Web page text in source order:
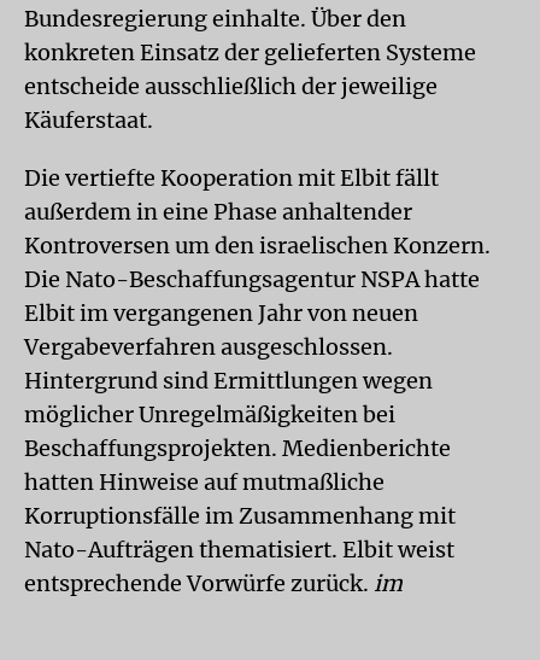
Bundesregierung einhalte. Über den
konkreten Einsatz der gelieferten Systeme
entscheide ausschließlich der jeweilige
Käuferstaat.
Die vertiefte Kooperation mit Elbit fällt
außerdem in eine Phase anhaltender
Kontroversen um den israelischen Konzern.
Die Nato-Beschaffungsagentur NSPA hatte
Elbit im vergangenen Jahr von neuen
Vergabeverfahren ausgeschlossen.
Hintergrund sind Ermittlungen wegen
möglicher Unregelmäßigkeiten bei
Beschaffungsprojekten. Medienberichte
hatten Hinweise auf mutmaßliche
Korruptionsfälle im Zusammenhang mit
Nato-Aufträgen thematisiert. Elbit weist
entsprechende Vorwürfe zurück. im